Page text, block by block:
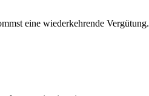
eine wiederkehrende Vergütung.